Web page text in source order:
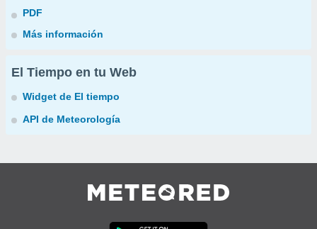
PDF
Más información
El Tiempo en tu Web
Widget de El tiempo
API de Meteorología